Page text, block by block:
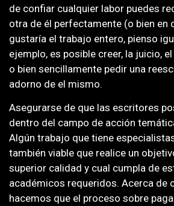
de confiar cualquier labor puedes
otra de él perfectamente (o bien en
gustaría el trabajo entero, pienso
ejemplo, es posible creer, la juicio,
o bien sencillamente pedir una
adorno de el mismo.
Asegurarse de que las escritores
dentro del campo de acción
Algún trabajo que tiene
también viable que realice un
superior calidad y cual cumpla de
académicos requeridos. Acerca de
hacemos que el proceso sobre